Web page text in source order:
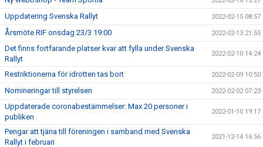
Uppdatering Svenska Rallyt 2022-02-15 08:57
Årsmöte RIF onsdag 23/3 19:00 2022-02-13 21:55
Det finns fortfarande platser kvar att fylla under Svenska
Rallyt
2022-02-10 14:24
Restriktionerna för idrotten tas bort 2022-02-09 10:50
Nomineringar till styrelsen 2022-02-02 07:23
Uppdaterade coronabestämmelser: Max 20 personer i
publiken
2022-01-10 19:17
Pengar att tjäna till föreningen i samband med Svenska
Rallyt i februari
2021-12-14 16:56